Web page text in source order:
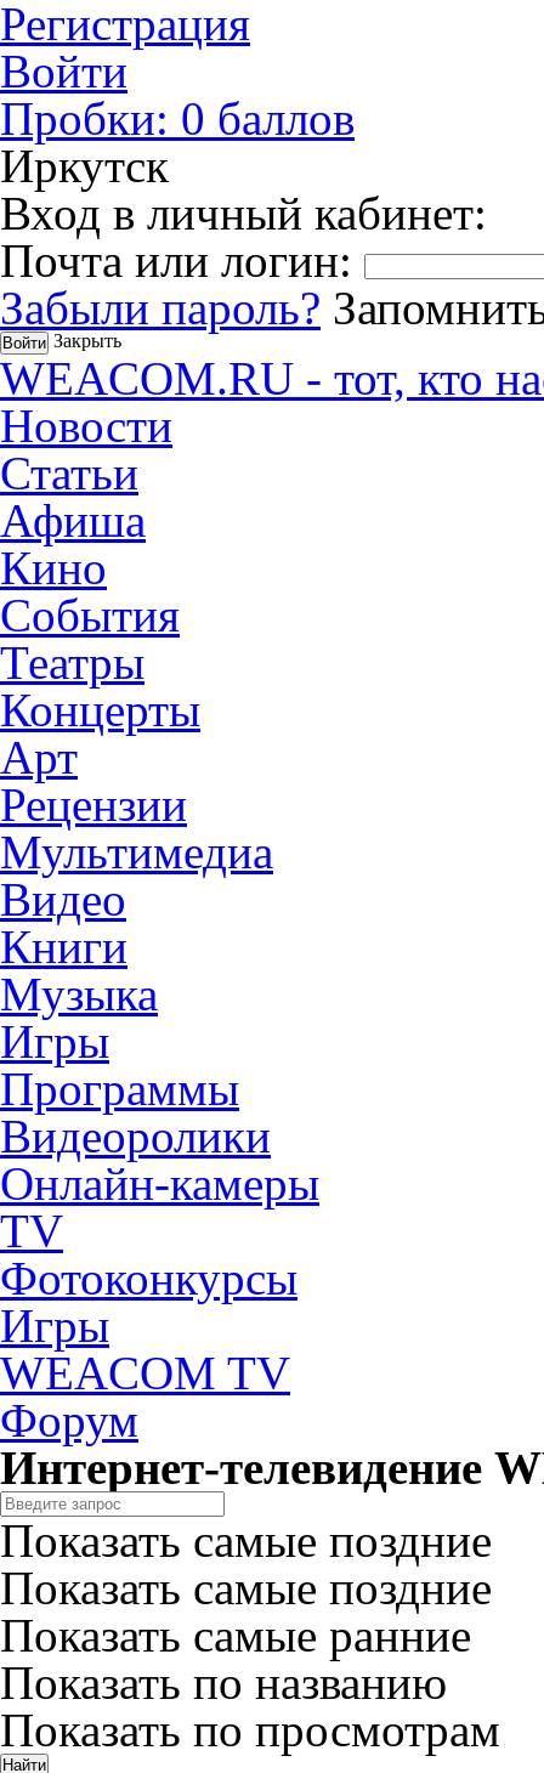
Регистрация
Войти
Пробки: 0 баллов
Иркутск
Вход в личный кабинет:
Почта или логин:
Забыли пароль?
Закрыть
WEACOM.RU - тот, кто
Новости
Статьи
Афиша
Кино
События
Театры
Концерты
Арт
Рецензии
Мультимедиа
Видео
Книги
Музыка
Игры
Программы
Видеоролики
Онлайн-камеры
TV
Фотоконкурсы
Игры
WEACOM TV
Форум
Интернет-телевидение
Показать самые поздние
Показать самые поздние
Показать самые ранние
Показать по названию
Показать по просмотрам